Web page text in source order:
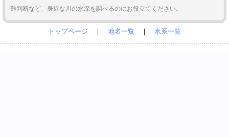
難判断など、身近な川の水深を調べるのにお役立てください。
トップページ ｜ 地名一覧 ｜ 水系一覧